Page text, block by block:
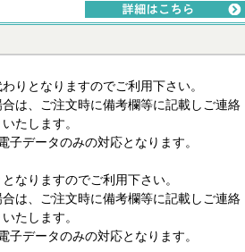
りとなりますのでご利用下さい。
は、ご注文時に備考欄等に記載しご連絡
たします。
データのみの対応となります。
なりますのでご利用下さい。
は、ご注文時に備考欄等に記載しご連絡
たします。
データのみの対応となります。